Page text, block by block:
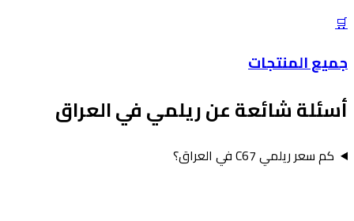
🛒
جميع المنتجات
أسئلة شائعة عن ريلمي في العراق
كم سعر ريلمي C67 في العراق؟